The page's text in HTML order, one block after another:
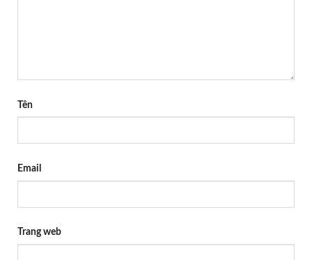
Tên
Email
Trang web